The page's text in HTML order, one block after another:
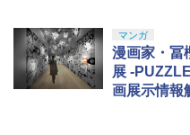
マンガ
漫画家・冨
展 -
画展示情報